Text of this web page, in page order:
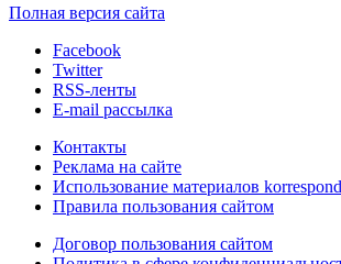
Полная версия сайта
Facebook
Twitter
RSS-ленты
E-mail рассылка
Контакты
Реклама на сайте
Использование материалов
Правила пользования сайтом
Договор пользования сайтом